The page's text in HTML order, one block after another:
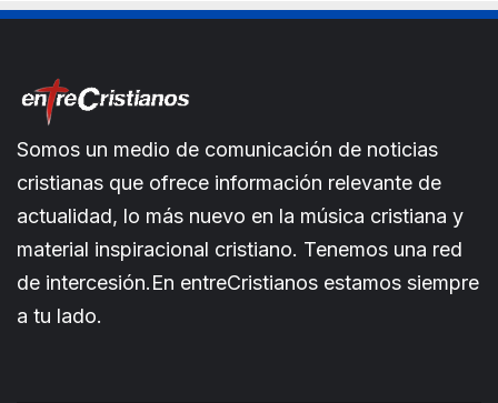
Somos un medio de comunicación de noticias
cristianas que ofrece información relevante de
actualidad, lo más nuevo en la música cristiana y
material inspiracional cristiano. Tenemos una red
de intercesión.En entreCristianos estamos siempre
a tu lado.